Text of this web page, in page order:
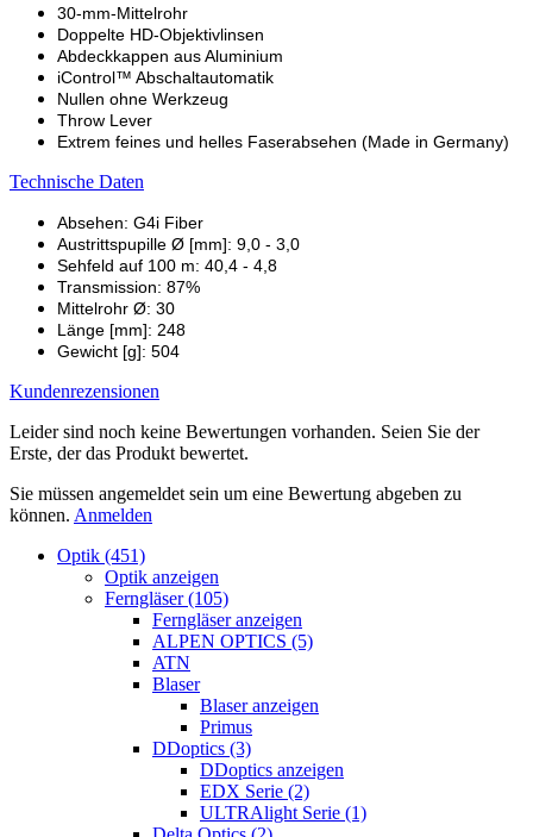
30-mm-Mittelrohr
Doppelte HD-Objektivlinsen
Abdeckkappen aus Aluminium
iControl™ Abschaltautomatik
Nullen ohne Werkzeug
Throw Lever
Extrem feines und helles Faserabsehen (Made in Germany)
Technische Daten
Absehen: G4i Fiber
Austrittspupille Ø [mm]: 9,0 - 3,0
Sehfeld auf 100 m: 40,4 - 4,8
Transmission: 87%
Mittelrohr Ø: 30
Länge [mm]: 248
Gewicht [g]: 504
Kundenrezensionen
Leider sind noch keine Bewertungen vorhanden. Seien Sie der
Erste, der das Produkt bewertet.
Sie müssen angemeldet sein um eine Bewertung abgeben zu
können. Anmelden
Optik (451)
Optik anzeigen
Ferngläser (105)
Ferngläser anzeigen
ALPEN OPTICS (5)
ATN
Blaser
Blaser anzeigen
Primus
DDoptics (3)
DDoptics anzeigen
EDX Serie (2)
ULTRAlight Serie (1)